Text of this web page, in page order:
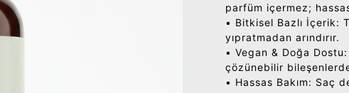
parfüm içermez;
• Bitkisel Bazlı İçerik:
yıpratmadan arındırır.
• Vegan & Doğa
çözünebilir
• Hassas Bakım: Saç